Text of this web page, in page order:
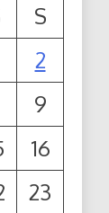
S
2
9
16
23